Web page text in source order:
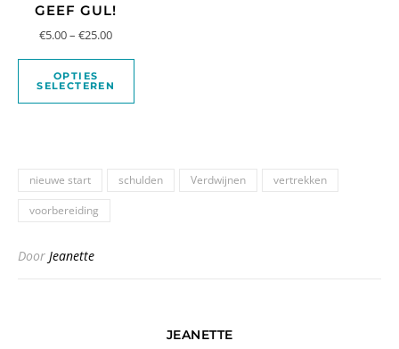
GEEF GUL!
€5.00–€25.00
OPTIES
SELECTEREN
nieuwe start schulden Verdwijnen
vertrekken
voorbereiding
Door Jeanette
JEANETTE